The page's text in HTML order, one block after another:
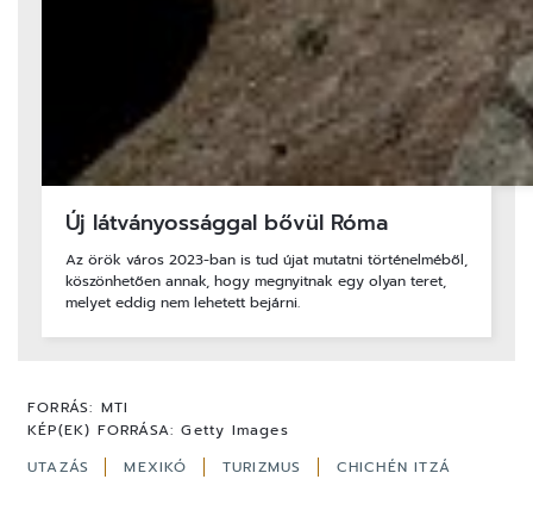
Új látványossággal bővül Róma
Az örök város 2023-ban is tud újat mutatni történelméből,
köszönhetően annak, hogy megnyitnak egy olyan teret,
melyet eddig nem lehetett bejárni.
FORRÁS: MTI
KÉP(EK) FORRÁSA: Getty Images
UTAZÁS
MEXIKÓ TURIZMUS CHICHÉN ITZÁ